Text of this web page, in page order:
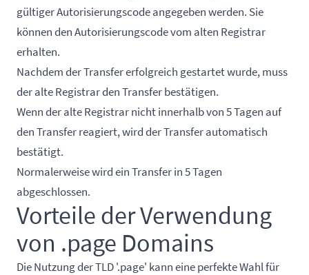
gültiger Autorisierungscode angegeben werden. Sie
können den Autorisierungscode vom alten Registrar
erhalten.
Nachdem der Transfer erfolgreich gestartet wurde, muss
der alte Registrar den Transfer bestätigen.
Wenn der alte Registrar nicht innerhalb von 5 Tagen auf
den Transfer reagiert, wird der Transfer automatisch
bestätigt.
Normalerweise wird ein Transfer in 5 Tagen
abgeschlossen.
Vorteile der Verwendung
von .page Domains
Die Nutzung der TLD '.page' kann eine perfekte Wahl für